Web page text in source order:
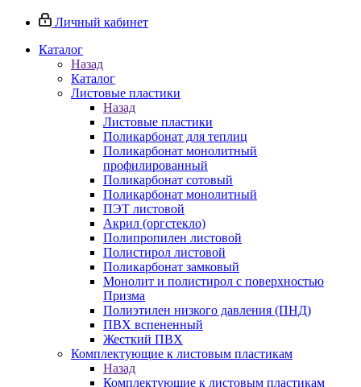
Личный кабинет
Каталог
Назад
Каталог
Листовые пластики
Назад
Листовые пластики
Поликарбонат для теплиц
Поликарбонат монолитный
профилированный
Поликарбонат сотовый
Поликарбонат монолитный
ПЭТ листовой
Акрил (оргстекло)
Полипропилен листовой
Полистирол листовой
Поликарбонат замковый
Монолит и полистирол с поверхностью
Призма
Полиэтилен низкого давления (ПНД)
ПВХ вспененный
Жесткий ПВХ
Комплектующие к листовым пластикам
Назад
Комплектующие к листовым пластикам